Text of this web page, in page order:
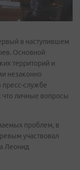
в наступившем
Основной
территорий и
незаконно
пресс-службе
что личные вопросы
проблем, в
участвовал
Леонид